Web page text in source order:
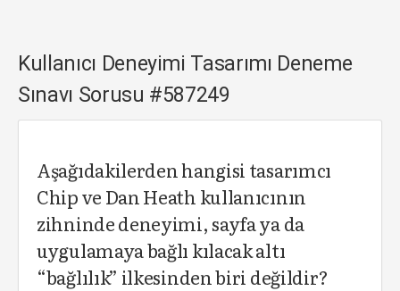
Kullanıcı Deneyimi Tasarımı Deneme
Sınavı Sorusu #587249
Aşağıdakilerden hangisi tasarımcı
Chip ve Dan Heath kullanıcının
zihninde deneyimi, sayfa ya da
uygulamaya bağlı kılacak altı
“bağlılık” ilkesinden biri değildir?